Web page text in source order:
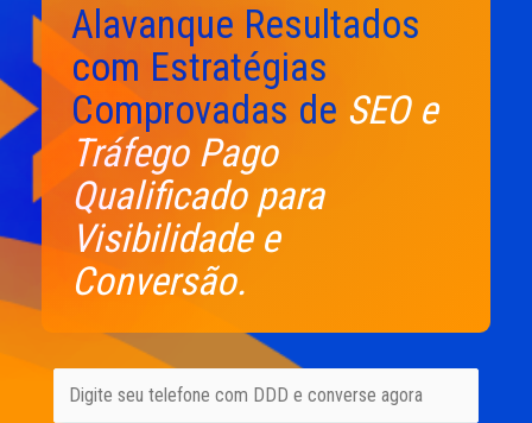
Alavanque Resultados
com Estratégias
Comprovadas de SEO e
Tráfego Pago
Qualificado para
Visibilidade e
Conversão.